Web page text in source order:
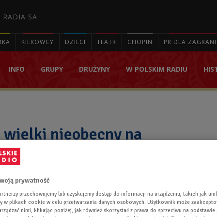
RADIA SA
KIEROWCY DZIECI TEATR CHOPIN PR DLA

INFO GRUPY DRUŻYNY W POLSKIM RADIU
wielki nieobecny na
MŚ? "Pele ma
Pele odwołał przyjazd do Moskwy, gdzie miał wygłosić
i nie wiadomo, czy weźmie udział w czwartkowej ceremonii
prywatność
przechowujemy lub uzyskujemy dostęp do informacji na urządzeniu, takich jak
w plikach cookie w celu przetwarzania danych osobowych. Użytkownik może
nimi, klikając poniżej, jak również skorzystać z prawa do sprzeciwu na podstawie